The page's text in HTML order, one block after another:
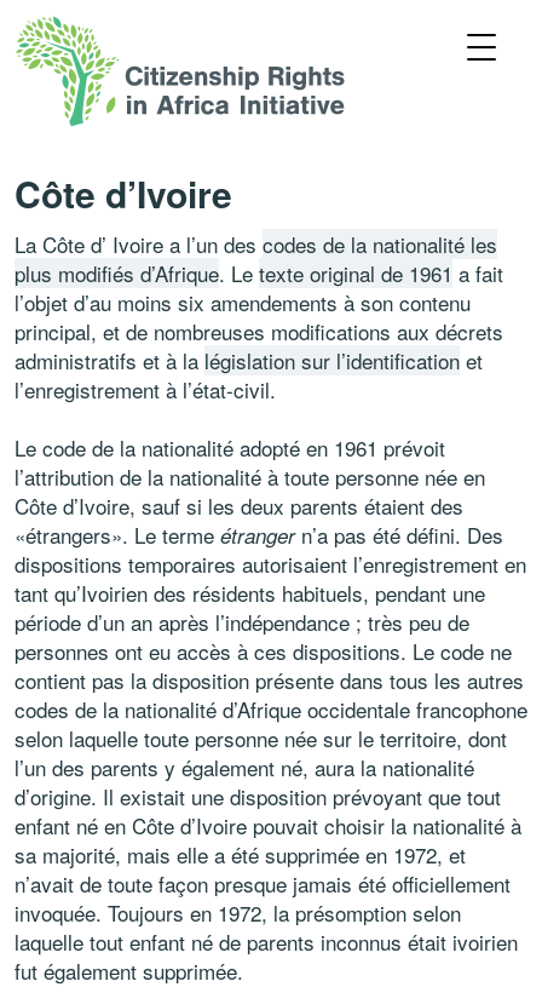
Côte d’Ivoire
La Côte d’ Ivoire a l’un des codes de la nationalité les
plus modifiés d’Afrique. Le texte original de 1961 a fait
l’objet d’au moins six amendements à son contenu
principal, et de nombreuses modifications aux décrets
administratifs et à la législation sur l’identification et
l’enregistrement à l’état-civil.
Le code de la nationalité adopté en 1961 prévoit
l’attribution de la nationalité à toute personne née en
Côte d’Ivoire, sauf si les deux parents étaient des
«étrangers». Le terme étrangern’a pas été défini. Des
dispositions temporaires autorisaient l’enregistrement en
tant qu’Ivoirien des résidents habituels, pendant une
période d’un an après l’indépendance ; très peu de
personnes ont eu accès à ces dispositions. Le code ne
contient pas la disposition présente dans tous les autres
codes de la nationalité d’Afrique occidentale francophone
selon laquelle toute personne née sur le territoire, dont
l’un des parents y également né, aura la nationalité
d’origine. Il existait une disposition prévoyant que tout
enfant né en Côte d’Ivoire pouvait choisir la nationalité à
sa majorité, mais elle a été supprimée en 1972, et
n’avait de toute façon presque jamais été officiellement
invoquée. Toujours en 1972, la présomption selon
laquelle tout enfant né de parents inconnus était ivoirien
fut également supprimée.